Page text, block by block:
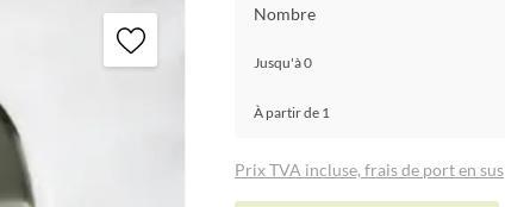
Nombre
Jusqu'à0
À partir de 1
Prix TVA incluse, frais de port en sus